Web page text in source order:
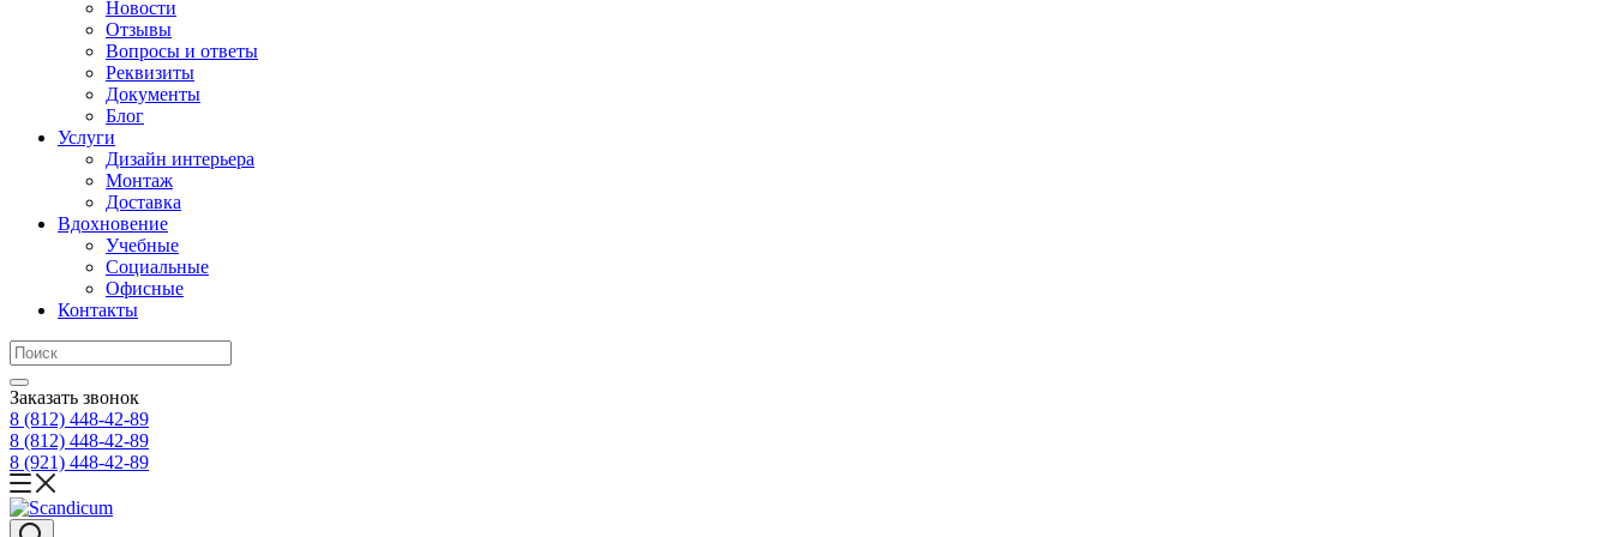
Новости
Отзывы
Вопросы и ответы
Реквизиты
Документы
Блог
Услуги
Дизайн интерьера
Монтаж
Доставка
Вдохновение
Учебные
Социальные
Офисные
Контакты
Заказать звонок
8 (812) 448-42-89
8 (812) 448-42-89
8 (921) 448-42-89